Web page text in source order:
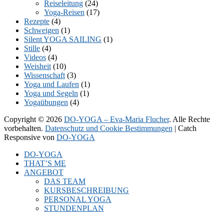
Reiseleitung (24)
Yoga-Reisen (17)
Rezepte (4)
Schweigen (1)
Silent YOGA SAILING (1)
Stille (4)
Videos (4)
Weisheit (10)
Wissenschaft (3)
Yoga und Laufen (1)
Yoga und Segeln (1)
Yogaübungen (4)
Copyright © 2026 DO-YOGA – Eva-Maria Flucher. Alle Rechte
vorbehalten. Datenschutz und Cookie Bestimmungen | Catch
Responsive von DO-YOGA
oben
scrollen
DO-YOGA
THAT’S ME
ANGEBOT
DAS TEAM
KURSBESCHREIBUNG
PERSONAL YOGA
STUNDENPLAN